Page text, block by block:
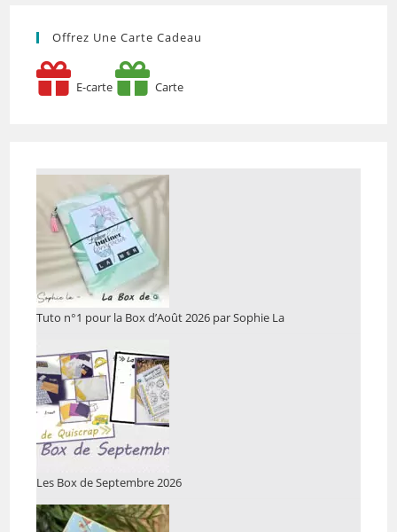
Offrez Une Carte Cadeau
E-carte Carte
Tuto n°1 pour la Box d’Août 2026 par Sophie La
Les Box de Septembre 2026